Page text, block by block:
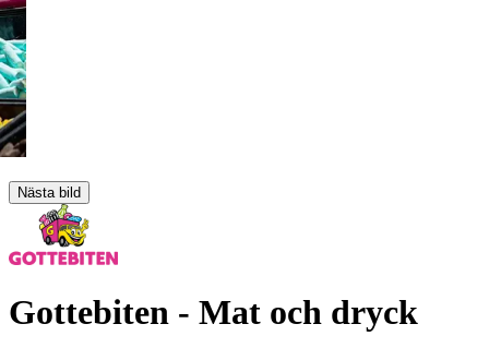
Nästa bild
Gottebiten - Mat och dryck